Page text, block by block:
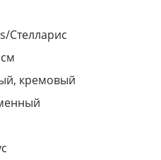
Стелларис
кремовый